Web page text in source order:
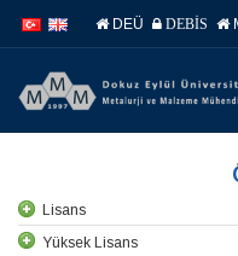
atla
atla
DEÜ DEBİS
Lisans
Yüksek Lisans